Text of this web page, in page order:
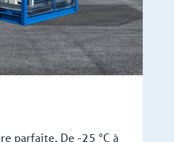
parfaite. De -25 °C à